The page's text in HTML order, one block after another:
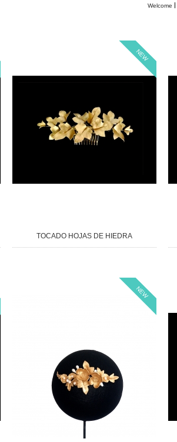
Welcome
NEW
TOCADO HOJAS DE HIEDRA
NEW